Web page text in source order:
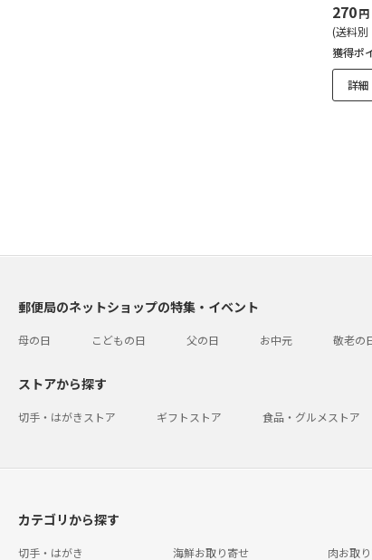
270円
(送料別
獲得ポ
詳細
郵便局のネットショップの特集・イベント
母の日 こどもの日 父の日 お中元 敬老の
ストアから探す
切手・はがきストア ギフトストア 食品・グルメストア
カテゴリから探す
切手・はがき 海鮮お取り寄せ 肉お取